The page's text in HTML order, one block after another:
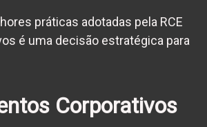
práticas adotadas pela RCE
é uma decisão estratégica para
Corporativos